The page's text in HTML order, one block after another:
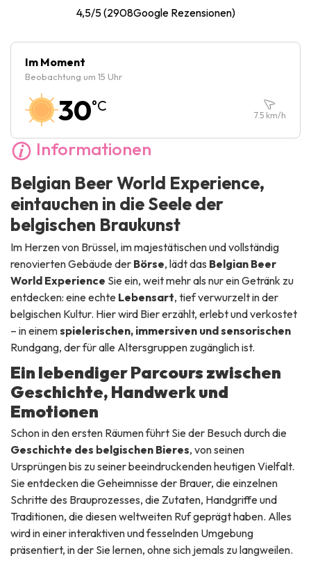
Freitag :10:30
Samstag :
Sonntag :10:30-
4,5/5(2908Google Rezensionen)
Im Moment
Beobachtung um 15 Uhr
30°C
7.5 km/h
Informationen
Belgian Beer World Experience,
eintauchen in die Seele der
belgischen Braukunst
Im Herzen von Brüssel, im majestätischen und vollständig
renovierten Gebäude der Börse, lädt das Belgian Beer
World Experience Sie ein, weit mehr als nur ein Getränk zu
entdecken: eine echte Lebensart, tief verwurzelt in der
belgischen Kultur. Hier wird Bier erzählt, erlebt und verkostet
– in einemspielerischen, immersiven und sensorischen
Rundgang, der für alle Altersgruppen zugänglich ist.
Ein lebendiger Parcours zwischen
Geschichte, Handwerk und
Emotionen
Schon in den ersten Räumen führt Sie der Besuch durch die
Geschichte des belgischen Bieres, von seinen
Ursprüngen bis zu seiner beeindruckenden heutigen Vielfalt.
Sie entdecken die Geheimnisse der Brauer, die einzelnen
Schritte des Brauprozesses, die Zutaten, Handgriffe und
Traditionen, die diesen weltweiten Ruf geprägt haben. Alles
wird in einer interaktiven und fesselnden Umgebung
präsentiert, in der Sie lernen, ohne sich jemals zu langweilen.